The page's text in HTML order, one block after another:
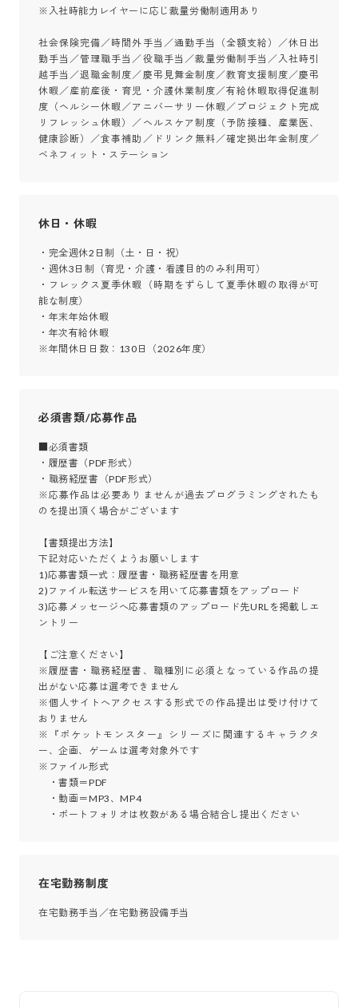
※入社時能力レイヤーに応じ裁量労働制適用あり
社会保険完備／時間外手当／通勤手当（全額支給）／休日出
勤手当／管理職手当／役職手当／裁量労働制手当／入社時引
越手当／退職金制度／慶弔見舞金制度／教育支援制度／慶弔
休暇／産前産後・育児・介護休業制度／有給休暇取得促進制
度（ヘルシー休暇／アニバーサリー休暇／プロジェクト完成
リフレッシュ休暇）／ヘルスケア制度（予防接種、産業医、
健康診断）／食事補助／ドリンク無料／確定拠出年金制度／
ベネフィット・ステーション
休日・休暇
・完全週休2日制（土・日・祝）
・週休3日制（育児・介護・看護目的のみ利用可）
・フレックス夏季休暇（時期をずらして夏季休暇の取得が可
能な制度）
・年末年始休暇
・年次有給休暇
※年間休日日数：130日（2026年度）
必須書類/応募作品
■必須書類
・履歴書（PDF形式）
・職務経歴書（PDF形式）
※応募作品は必要ありませんが過去プログラミングされたも
のを提出頂く場合がございます
【書類提出方法】
下記対応いただくようお願いします
1)応募書類一式：履歴書・職務経歴書を用意
2)ファイル転送サービスを用いて応募書類をアップロード
3)応募メッセージへ応募書類のアップロード先URLを掲載しエ
ントリー
【ご注意ください】
※履歴書・職務経歴書、職種別に必須となっている作品の提
出がない応募は選考できません
※個人サイトへアクセスする形式での作品提出は受け付けて
おりません
※『ポケットモンスター』シリーズに関連するキャラクタ
ー、企画、ゲームは選考対象外です
※ファイル形式
・書類＝PDF
・動画＝MP3、MP4
・ポートフォリオは枚数がある場合結合し提出ください
在宅勤務制度
在宅勤務手当／在宅勤務設備手当